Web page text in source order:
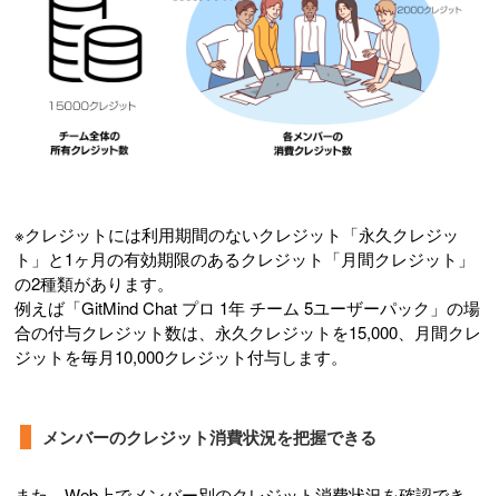
※クレジットには利用期間のないクレジット「永久クレジッ
ト」と1ヶ月の有効期限のあるクレジット「月間クレジット」
の2種類があります。
例えば「GitMind Chat プロ 1年 チーム 5ユーザーパック」の場
合の付与クレジット数は、永久クレジットを15,000、月間クレ
ジットを毎月10,000クレジット付与します。
メンバーのクレジット消費状況を把握できる